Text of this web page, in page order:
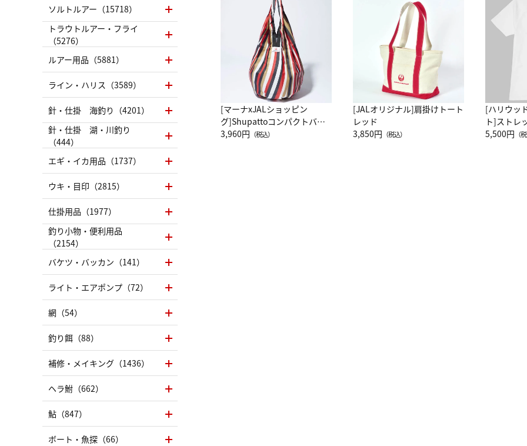
[マーナxJALショッピン
グ]Shupattoコンパクトバッ
グ Drop JAL客室乗務員
3,960円 （税込）
[JALオリジナル]肩掛けトート
レッド
3,850円 （税込）
[ハリウッ
ト]ストレ
ーネック
5,500円 （
ソルトルアー（15718）
トラウトルアー・フライ
（5276）
ルアー用品（5881）
ライン・ハリス（3589）
針・仕掛 海釣り（4201）
針・仕掛 湖・川釣り
（444）
エギ・イカ用品（1737）
ウキ・目印（2815）
仕掛用品（1977）
釣り小物・便利用品
（2154）
バケツ・バッカン（141）
ライト・エアポンプ（72）
網（54）
釣り餌（88）
補修・メイキング（1436）
ヘラ鮒（662）
鮎（847）
ボート・魚探（66）